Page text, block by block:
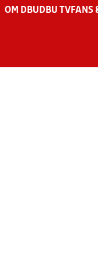
OM DBU DBU TV FANS